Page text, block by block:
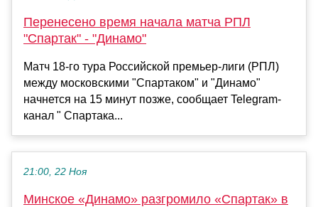
Перенесено время начала матча РПЛ
"Спартак" - "Динамо"
Матч 18-го тура Российской премьер-лиги (РПЛ)
между московскими "Спартаком" и "Динамо"
начнется на 15 минут позже, сообщает Telegram-
канал " Спартака...
21:00, 22 Ноя
Минское «Динамо» разгромило «Спартак» в